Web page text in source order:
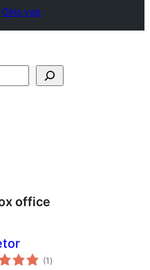
Giriş yap
office
(1 toplam
puan
)